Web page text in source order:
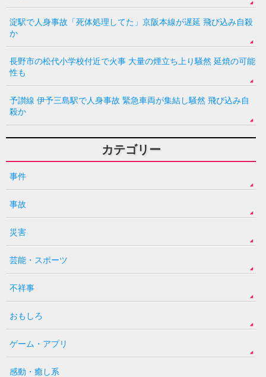
淀駅で人身事故「死体処理してた」京阪本線が遅延 飛び込み自殺
か
長野市の松代小学校付近で火事 大量の煙立ち上り騒然 延焼の可能
性も
予讃線 伊予三島駅で人身事故 緊急車両が集結し騒然 飛び込み自
殺か
カテゴリー
事件
事故
災害
芸能・スポーツ
不祥事
おもしろ
ゲーム・アプリ
感動・癒し系